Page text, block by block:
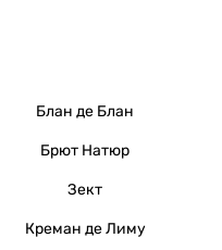
Блан де Блан
Брют Натюр
Зект
Креман де Лиму